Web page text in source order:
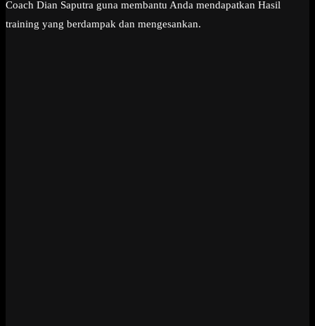
Coach Dian Saputra guna membantu Anda mendapatkan Hasil
training yang berdampak dan mengesankan.